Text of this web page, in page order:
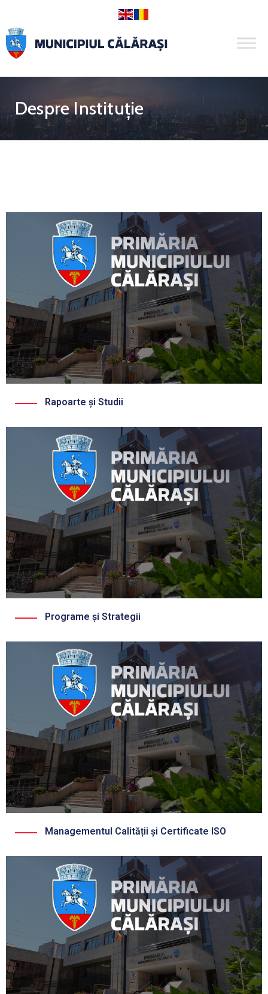
Despre Instituție
Rapoarte și Studii
Programe și Strategii
Managementul Calității și Certificate ISO